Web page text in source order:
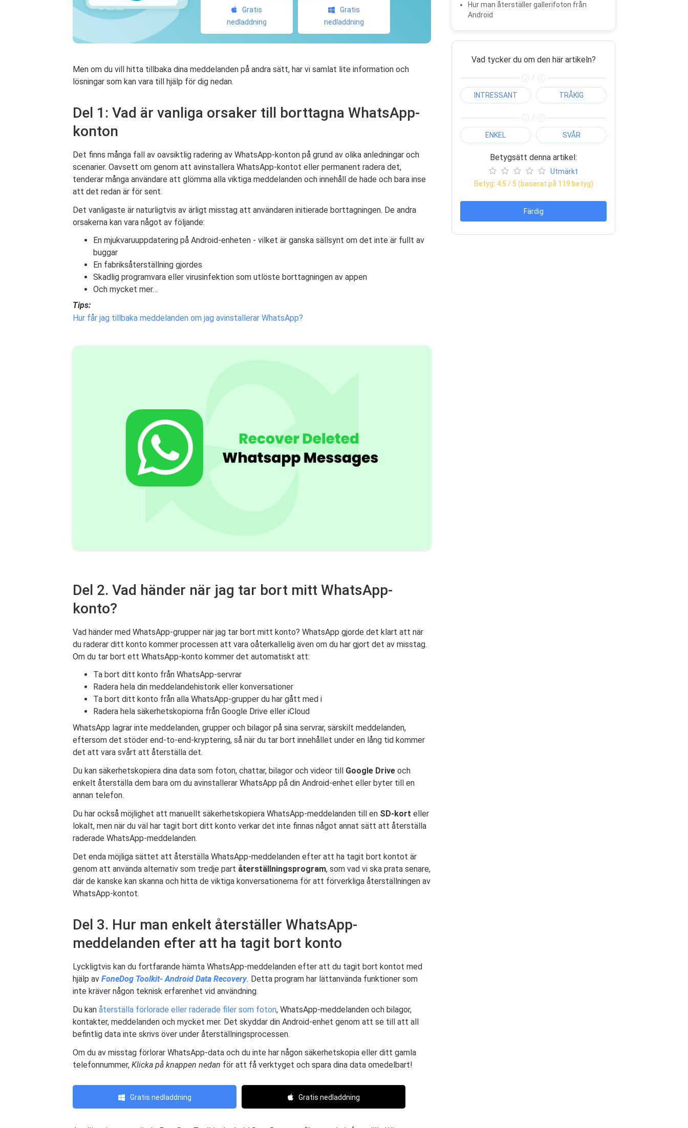
Gratis
nedladdning
Gratis
nedladdning
Men om du vill hitta tillbaka dina meddelanden på andra sätt, har vi samlat lite information och
lösningar som kan vara till hjälp för dig nedan.
Del 1: Vad är vanliga orsaker till borttagna WhatsApp-
konton
Det finns många fall av oavsiktlig radering av WhatsApp-konton på grund av olika anledningar och
scenarier. Oavsett om genom att avinstallera WhatsApp-kontot eller permanent radera det,
tenderar många användare att glömma alla viktiga meddelanden och innehåll de hade och bara inse
att det redan är för sent.
Det vanligaste är naturligtvis av ärligt misstag att användaren initierade borttagningen. De andra
orsakerna kan vara något av följande:
En mjukvaruuppdatering på Android-enheten - vilket är ganska sällsynt om det inte är fullt av
buggar
En fabriksåterställning gjordes
Skadlig programvara eller virusinfektion som utlöste borttagningen av appen
Och mycket mer…
Tips:
Hur får jag tillbaka meddelanden om jag avinstallerar WhatsApp?
Del 2. Vad händer när jag tar bort mitt WhatsApp-
konto?
Vad händer med WhatsApp-grupper när jag tar bort mitt konto? WhatsApp gjorde det klart att när
du raderar ditt konto kommer processen att vara oåterkallelig även om du har gjort det av misstag.
Om du tar bort ett WhatsApp-konto kommer det automatiskt att:
Ta bort ditt konto från WhatsApp-servrar
Radera hela din meddelandehistorik eller konversationer
Ta bort ditt konto från alla WhatsApp-grupper du har gått med i
Radera hela säkerhetskopiorna från Google Drive eller iCloud
WhatsApp lagrar inte meddelanden, grupper och bilagor på sina servrar, särskilt meddelanden,
eftersom det stöder end-to-end-kryptering, så när du tar bort innehållet under en lång tid kommer
det att vara svårt att återställa det.
Du kan säkerhetskopiera dina data som foton, chattar, bilagor och videor till Google Drive och
enkelt återställa dem bara om du avinstallerar WhatsApp på din Android-enhet eller byter till en
annan telefon.
Du har också möjlighet att manuellt säkerhetskopiera WhatsApp-meddelanden till en SD-kort eller
lokalt, men när du väl har tagit bort ditt konto verkar det inte finnas något annat sätt att återställa
raderade WhatsApp-meddelanden.
Det enda möjliga sättet att återställa WhatsApp-meddelanden efter att ha tagit bort kontot är
genom att använda alternativ som tredje part återställningsprogram, som vad vi ska prata senare,
där de kanske kan skanna och hitta de viktiga konversationerna för att förverkliga återställningen av
WhatsApp-kontot.
Del 3. Hur man enkelt återställer WhatsApp-
meddelanden efter att ha tagit bort konto
Lyckligtvis kan du fortfarande hämta WhatsApp-meddelanden efter att du tagit bort kontot med
hjälp av FoneDog Toolkit- Android Data Recovery. Detta program har lättanvända funktioner som
inte kräver någon teknisk erfarenhet vid användning.
Du kan återställa förlorade eller raderade filer som foton, WhatsApp-meddelanden och bilagor,
kontakter, meddelanden och mycket mer. Det skyddar din Android-enhet genom att se till att all
befintlig data inte skrivs över under återställningsprocessen.
Om du av misstag förlorar WhatsApp-data och du inte har någon säkerhetskopia eller ditt gamla
telefonnummer, Klicka på knappen nedan för att få verktyget och spara dina data omedelbart!
Gratis nedladdning Gratis nedladdning
Hur man återställer gallerifoton från
Android
Vad tycker du om den här artikeln?
/
INTRESSANT TRÅKIG
/
ENKEL SVÅR
Betygsätt denna artikel:
Utmärkt
Betyg: 4.5 / 5 (baserat på 119 betyg)
Färdig